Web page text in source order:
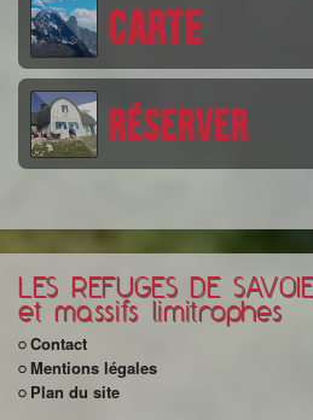
Carte
Réserver
LES REFUGES DE SAVOIE
et massifs limitrophes
Contact
Mentions légales
Plan du site